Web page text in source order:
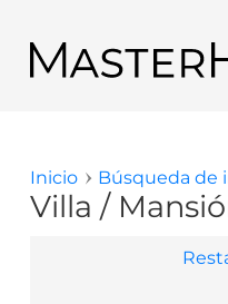
Regresar a los
Usted está aquí
Inicio Búsqueda de
Villa /